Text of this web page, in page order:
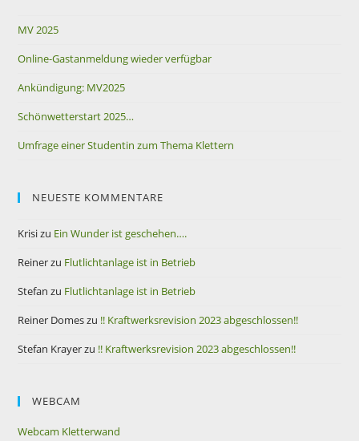
MV 2025
Online-Gastanmeldung wieder verfügbar
Ankündigung: MV2025
Schönwetterstart 2025…
Umfrage einer Studentin zum Thema Klettern
NEUESTE KOMMENTARE
Krisizu Ein Wunder ist geschehen….
Reinerzu Flutlichtanlage ist in Betrieb
Stefan zu Flutlichtanlage ist in Betrieb
Reiner Domeszu !! Kraftwerksrevision 2023 abgeschlossen!!
Stefan Krayerzu !! Kraftwerksrevision 2023 abgeschlossen!!
WEBCAM
Webcam Kletterwand